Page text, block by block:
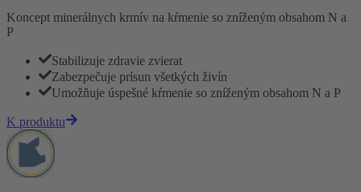
Koncept minerálnych krmív na kŕmenie so zníženým obsahom N a
P
Stabilizuje zdravie zvierat
Zabezpečuje prísun všetkých živín
Umožňuje úspešné kŕmenie so zníženým obsahom N a P
K produktu